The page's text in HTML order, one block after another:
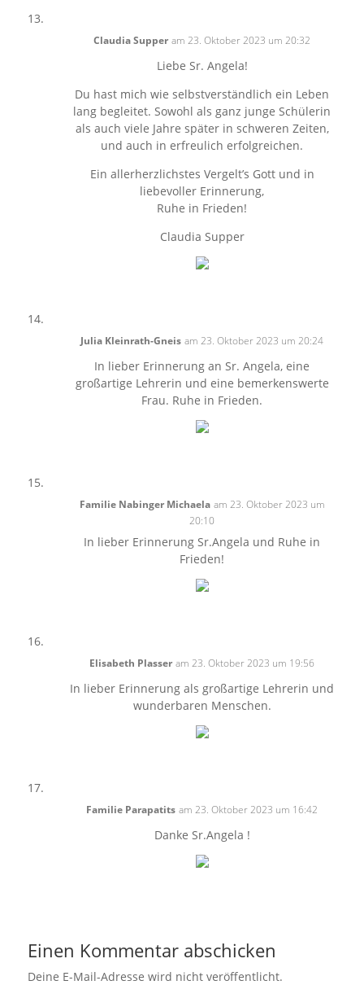
Claudia Supper am 23. Oktober 2023 um 20:32
Liebe Sr. Angela!
Du hast mich wie selbstverständlich ein Leben
lang begleitet. Sowohl als ganz junge Schülerin
als auch viele Jahre später in schweren Zeiten,
und auch in erfreulich erfolgreichen.
Ein allerherzlichstes Vergelt’s Gott und in
liebevoller Erinnerung,
Ruhe in Frieden!
Claudia Supper
Julia Kleinrath-Gneis am 23. Oktober 2023 um 20:24
In lieber Erinnerung an Sr. Angela, eine
großartige Lehrerin und eine bemerkenswerte
Frau. Ruhe in Frieden.
Familie Nabinger Michaela am 23. Oktober 2023 um
20:10
In lieber Erinnerung Sr.Angela und Ruhe in
Frieden!
Elisabeth Plasser am 23. Oktober 2023 um 19:56
In lieber Erinnerung als großartige Lehrerin und
wunderbaren Menschen.
Familie Parapatits am 23. Oktober 2023 um 16:42
Danke Sr.Angela !
Einen Kommentar abschicken
Deine E-Mail-Adresse wird nicht veröffentlicht.